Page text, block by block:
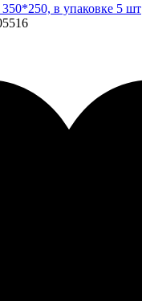
350*250, в упаковке 5 шт